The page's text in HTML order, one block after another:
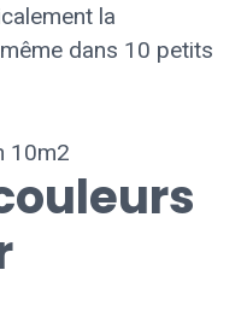
la
dans 10 petits